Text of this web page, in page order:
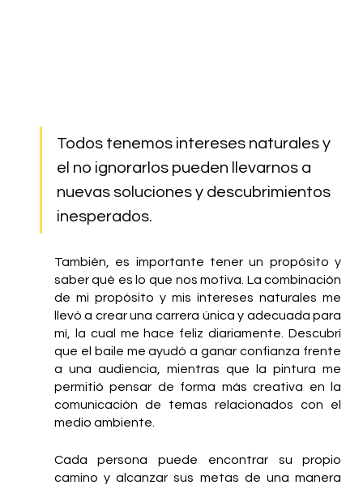
Todos tenemos intereses naturales y
el no ignorarlos pueden llevarnos a
nuevas soluciones y descubrimientos
inesperados.
También, es importante tener un propósito y
saber qué es lo que nos motiva. La combinación
de mi propósito y mis intereses naturales me
llevó a crear una carrera única y adecuada para
mí, la cual me hace feliz diariamente. Descubrí
que el baile me ayudó a ganar confianza frente
a una audiencia, mientras que la pintura me
permitió pensar de forma más creativa en la
comunicación de temas relacionados con el
medio ambiente.
Cada persona puede encontrar su propio
camino y alcanzar sus metas de una manera